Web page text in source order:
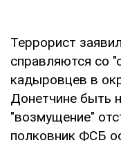
Террорист
справляются со
кадыровцев в
Донетчине быть
"возмущение"
полковник ФСБ